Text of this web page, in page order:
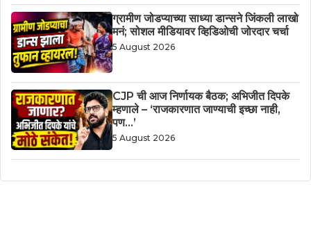
ग्रामीण जोडप्याच्या साध्या डान्सने जिंकली लाखो
मनं; सोशल मीडियावर व्हिडिओची जोरदार चर्चा
5 August 2026
CJP ची आज निर्णायक बैठक; अभिजीत दिपके
म्हणाले – ‘राजकारणात जाण्याची इच्छा नाही,
पण…’
5 August 2026